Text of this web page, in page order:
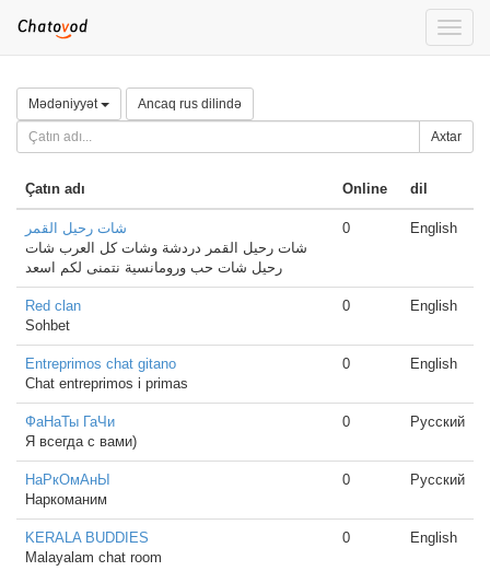
Toggle
Mədəniyyət Ancaq rus dilində
Axtar
Çatın adı Online dil
شات رحيل القمر
شات رحيل القمر دردشة وشات كل العرب شات
رحيل شات حب ورومانسية نتمنى لكم اسعد
0 English
Red clan
Sohbet
0 English
Entreprimos chat gitano
Chat entreprimos i primas
0 English
ФаНаТы ГаЧи
Я всегда с вами)
0 Русский
НаРкОмАнЫ
Наркоманим
0 Русский
KERALA BUDDIES
Malayalam chat room
0 English